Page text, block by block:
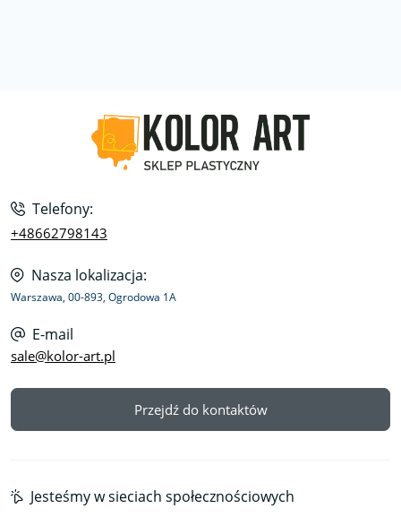
Telefony:
+48662798143
Nasza lokalizacja:
Warszawa, 00-893, Ogrodowa 1A
E-mail
sale@kolor-art.pl
Przejdź do kontaktów
Jesteśmy w sieciach społecznościowych